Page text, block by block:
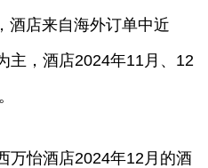
酒店来自海外订单中近
主，酒店2024年11月、12
怡酒店2024年12月的酒